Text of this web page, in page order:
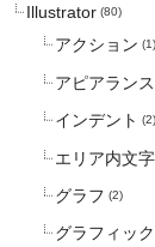
Illustrator (80)
アクション (1)
アピアランス
インデント (2)
エリア内文字
グラフ (2)
グラフィッ